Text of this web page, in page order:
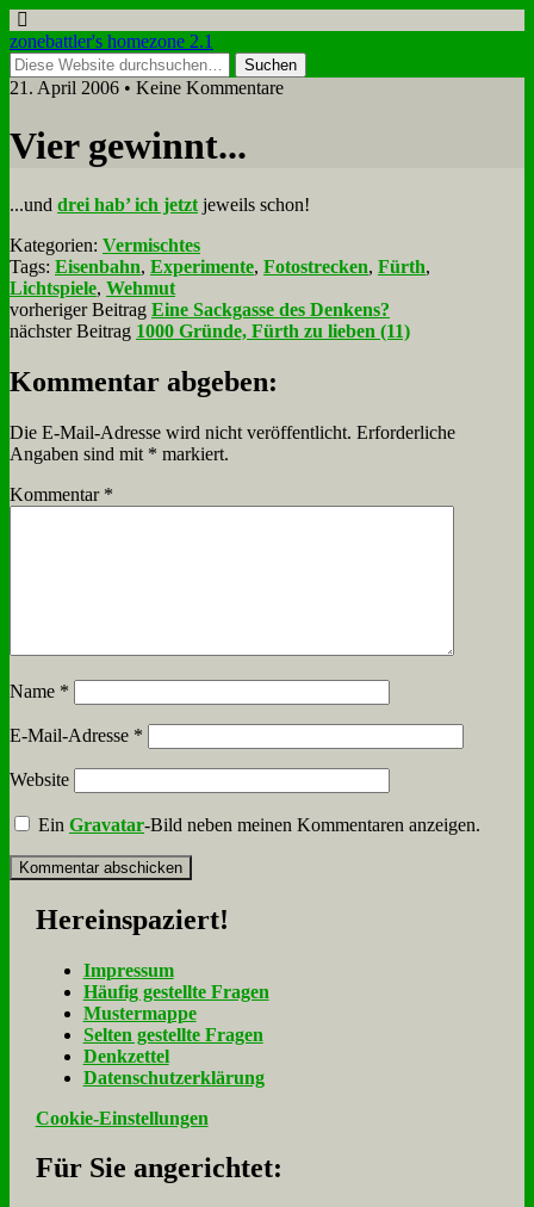
zonebattler's homezone 2.1
21. April 2006 • Keine Kommentare
Vier ge­winnt...
...und drei hab’ ich jetzt je­weils schon!
Kategorien: Vermischtes
Tags: Eisenbahn, Experimente, Fotostrecken, Fürth,
Lichtspiele, Wehmut
vorheriger Beitrag Eine Sackgasse des Denkens?
nächster Beitrag 1000 Gründe, Fürth zu lieben (11)
Kommentar abgeben:
Die E-Mail-Adresse wird nicht veröffentlicht. Erforderliche
Angaben sind mit * markiert.
Kommentar *
Name *
E-Mail-Adresse *
Website
EinGravatar-Bild neben meinen Kommentaren anzeigen.
Her­ein­spa­ziert!
Im­pres­sum
Häu­fig ge­stell­te Fra­gen
Mu­ster­map­pe
Sel­ten ge­stell­te Fra­gen
Denk­zet­tel
Da­ten­schutz­er­klä­rung
Cookie-Einstellungen
Für Sie an­ge­rich­tet: